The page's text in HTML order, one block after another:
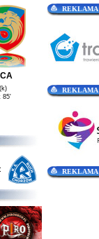
85'
:
REKLAMA
REKLAMA
REKLAMA